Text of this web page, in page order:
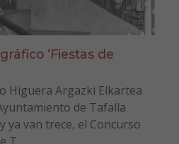
‘Fiestas de
Higuera Argazki Elkartea
de Tafalla
ya van trece, el Concurso